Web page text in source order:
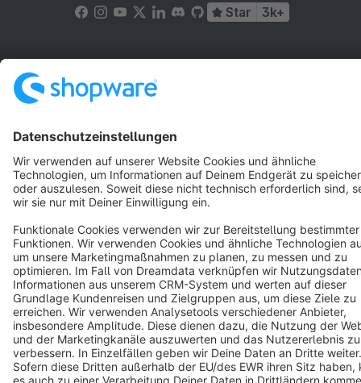
Star 3k+
Terms & Conditions
Copyright © shopware AG - All rights reserved
Notice: * All prices are quoted net of the statutory value-added tax